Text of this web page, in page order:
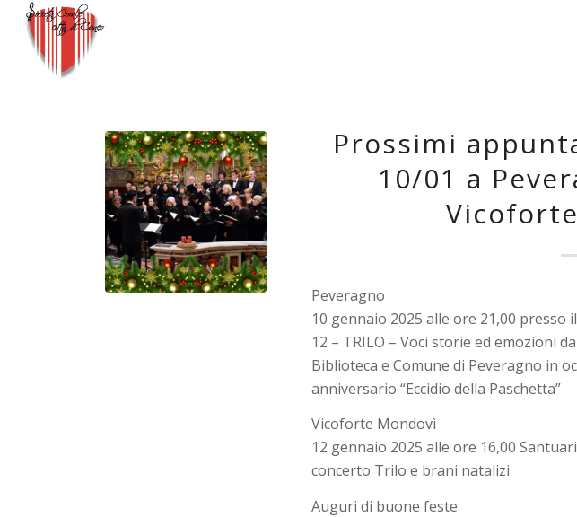
Prossimi
10/01 a
Peveragno
10 gennaio 2025 alle ore 21,00 presso
12 – TRILO – Voci storie ed emozioni
Biblioteca e Comune di Peveragno in
anniversario “Eccidio della Paschetta”
Vicoforte Mondovì
12 gennaio 2025 alle ore 16,00
concerto Trilo e brani natalizi
Auguri di buone feste